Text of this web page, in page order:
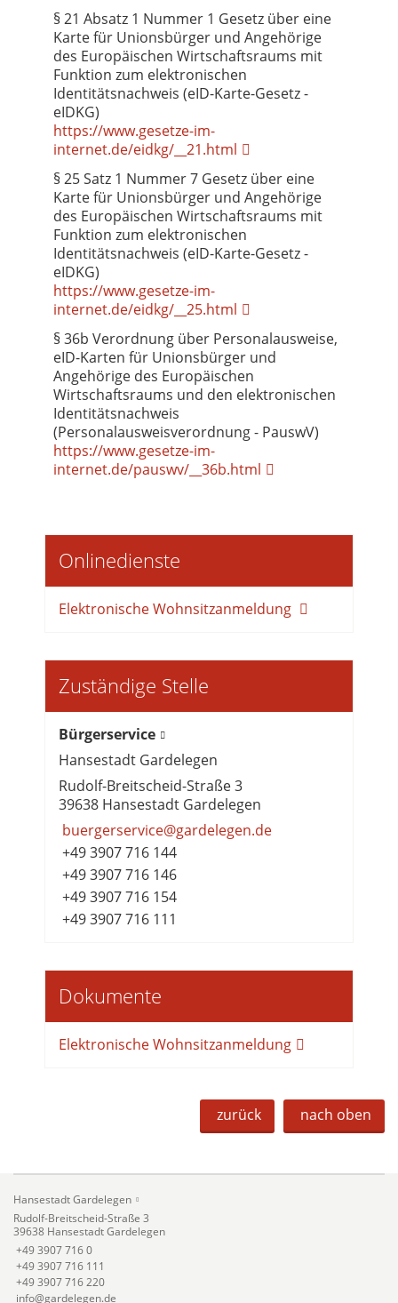
§ 21 Absatz 1 Nummer 1 Gesetz über eine
Karte für Unionsbürger und Angehörige
des Europäischen Wirtschaftsraums mit
Funktion zum elektronischen
Identitätsnachweis (eID-Karte-Gesetz -
eIDKG)
https://www.gesetze-im-
internet.de/eidkg/__21.html
§ 25 Satz 1 Nummer 7 Gesetz über eine
Karte für Unionsbürger und Angehörige
des Europäischen Wirtschaftsraums mit
Funktion zum elektronischen
Identitätsnachweis (eID-Karte-Gesetz -
eIDKG)
https://www.gesetze-im-
internet.de/eidkg/__25.html
§ 36b Verordnung über Personalausweise,
eID-Karten für Unionsbürger und
Angehörige des Europäischen
Wirtschaftsraums und den elektronischen
Identitätsnachweis
(Personalausweisverordnung - PauswV)
https://www.gesetze-im-
internet.de/pauswv/__36b.html
Onlinedienste
Elektronische Wohnsitzanmeldung
Zuständige Stelle
Bürgerservice
Hansestadt Gardelegen
Rudolf-Breitscheid-Straße 3
39638 Hansestadt Gardelegen
buergerservice@gardelegen.de
+49 3907 716 144
+49 3907 716 146
+49 3907 716 154
+49 3907 716 111
Dokumente
Elektronische Wohnsitzanmeldung
zurück nach oben
Hansestadt Gardelegen
Rudolf-Breitscheid-Straße 3
39638 Hansestadt Gardelegen
+49 3907 716 0
+49 3907 716 111
+49 3907 716 220
info@gardelegen.de